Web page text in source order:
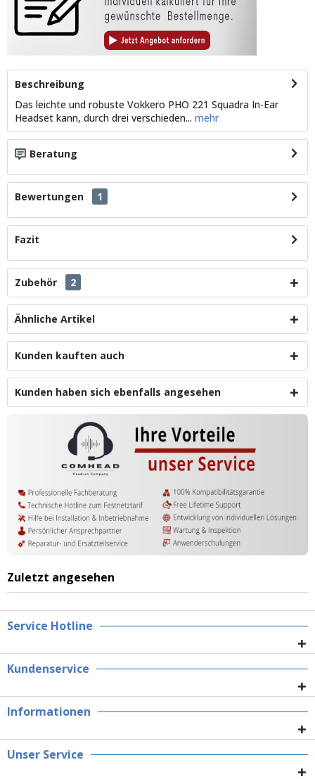
Beschreibung
Das leichte und robuste Vokkero PHO 221 Squadra In-Ear
Headset kann, durch drei verschieden... mehr
Beratung
Bewertungen 1
Fazit
Zubehör 2
Ähnliche Artikel
Kunden kauften auch
Kunden haben sich ebenfalls angesehen
Zuletzt angesehen
Service Hotline
Kundenservice
Informationen
Unser Service